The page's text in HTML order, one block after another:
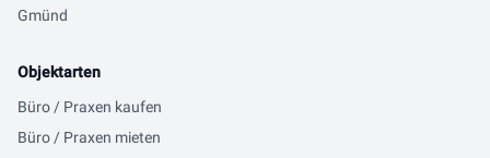
Gmünd
Objektarten
Büro / Praxen kaufen
Büro / Praxen mieten